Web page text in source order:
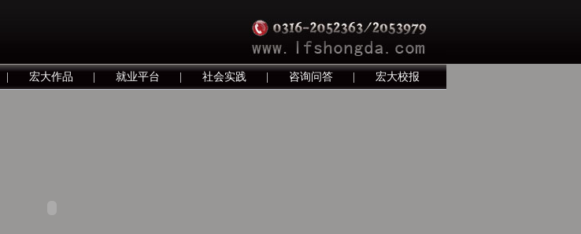
宏大作品 就业平台 社会实践 咨询问答 宏大校报